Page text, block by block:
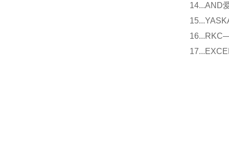
14...AND